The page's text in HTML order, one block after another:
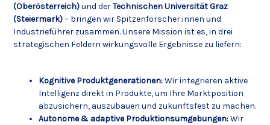
(Oberösterreich)und derTechnischen Universität Graz
(Steiermark)– bringen wir Spitzenforscher:innen und
Industrieführer zusammen. Unsere Mission ist es, in drei
strategischen Feldern wirkungsvolle Ergebnisse zu liefern:
Kognitive Produktgenerationen:Wir integrieren aktive
Intelligenz direkt in Produkte, um Ihre Marktposition
abzusichern, auszubauen und zukunftsfest zu machen.
Autonome & adaptive Produktionsumgebungen:Wir